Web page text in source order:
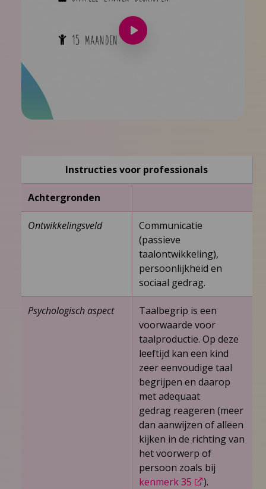
Speel
Instructies voor professionals
Achtergronden
Ontwikkelingsveld
Communicatie
(passieve
taalontwikkeling),
persoonlijkheid en
sociaal gedrag.
Psychologisch aspect
Taalbegrip is een
voorwaarde voor
taalproductie. Op deze
leeftijd kan een kind
zeer eenvoudige taal
begrijpen en daarop
met adequaat
gedrag reageren (meer
dan aanwijzen of alleen
kijken in de richting van
het voorwerp of
persoon zoals bij
kenmerk 35
).